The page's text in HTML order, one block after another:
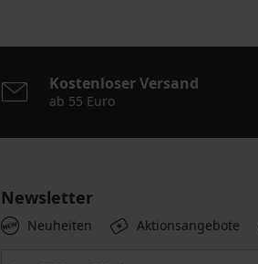
Kostenloser Versand
ab 55 Euro
Newsletter
Neuheiten Aktionsangebote